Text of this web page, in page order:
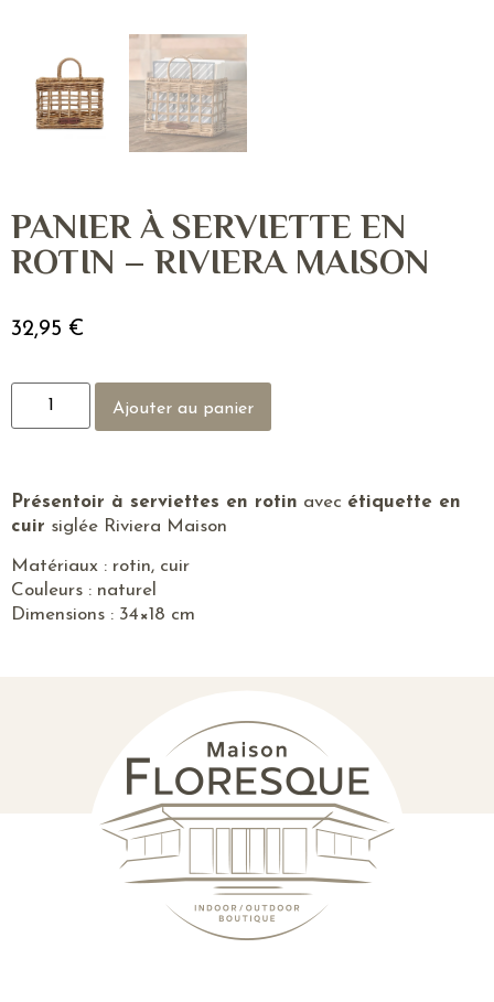
PANIER À SERVIETTE EN
ROTIN – RIVIERA MAISON
32,95 €
Ajouter au panier
Présentoir à serviettes en rotin avec étiquette en
cuir siglée Riviera Maison
Matériaux : rotin, cuir
Couleurs : naturel
Dimensions : 34×18 cm